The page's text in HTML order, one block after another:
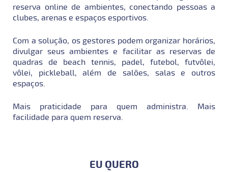
reserva online de ambientes, conectando pessoas a
clubes, arenas e espaços esportivos.
Com a solução, os gestores podem organizar horários,
divulgar seus ambientes e facilitar as reservas de
quadras de beach tennis, padel, futebol, futvôlei,
vôlei, pickleball, além de salões, salas e outros
espaços.
Mais praticidade para quem administra. Mais
facilidade para quem reserva.
EU QUERO